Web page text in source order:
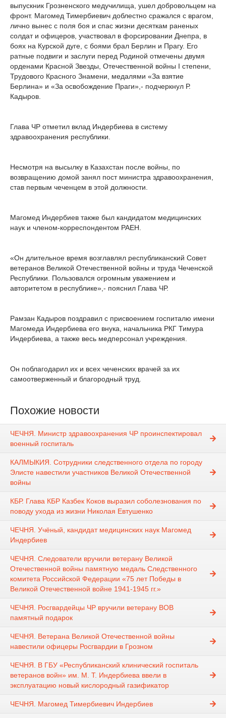
выпускник Грозненского медучилища, ушел добровольцем на
фронт. Магомед Тимербиевич доблестно сражался с врагом,
лично вынес с поля боя и спас жизни десяткам раненых
солдат и офицеров, участвовал в форсировании Днепра, в
боях на Курской дуге, с боями брал Берлин и Прагу. Его
ратные подвиги и заслуги перед Родиной отмечены двумя
орденами Красной Звезды, Отечественной войны I степени,
Трудового Красного Знамени, медалями «За взятие
Берлина» и «За освобождение Праги»,- подчеркнул Р.
Кадыров.
Глава ЧР отметил вклад Индербиева в систему
здравоохранения республики.
Несмотря на высылку в Казахстан после войны, по
возвращению домой занял пост министра здравоохранения,
став первым чеченцем в этой должности.
Магомед Индербиев также был кандидатом медицинских
наук и членом-корреспондентом РАЕН.
«Он длительное время возглавлял республиканский Совет
ветеранов Великой Отечественной войны и труда Чеченской
Республики. Пользовался огромным уважением и
авторитетом в республике»,- пояснил Глава ЧР.
Рамзан Кадыров поздравил с присвоением госпиталю имени
Магомеда Индербиева его внука, начальника РКГ Тимура
Индербиева, а также весь медперсонал учреждения.
Он поблагодарил их и всех чеченских врачей за их
самоотверженный и благородный труд.
Похожие новости
ЧЕЧНЯ. Министр здравоохранения ЧР проинспектировал
военный госпиталь
КАЛМЫКИЯ. Сотрудники следственного отдела по городу
Элисте навестили участников Великой Отечественной
войны
КБР. Глава КБР Казбек Коков выразил соболезнования по
поводу ухода из жизни Николая Евтушенко
ЧЕЧНЯ. Учёный, кандидат медицинских наук Магомед
Индербиев
ЧЕЧНЯ. Следователи вручили ветерану Великой
Отечественной войны памятную медаль Следственного
комитета Российской Федерации «75 лет Победы в
Великой Отечественной войне 1941-1945 гг.»
ЧЕЧНЯ. Росгвардейцы ЧР вручили ветерану ВОВ
памятный подарок
ЧЕЧНЯ. Ветерана Великой Отечественной войны
навестили офицеры Росгвардии в Грозном
ЧЕЧНЯ. В ГБУ «Республиканский клинический госпиталь
ветеранов войн» им. М. Т. Индербиева ввели в
эксплуатацию новый кислородный газификатор
ЧЕЧНЯ. Магомед Тимербиевич Индербиев